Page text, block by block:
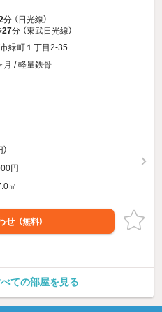
分 （日光線）
27分 （東武日光線）
緑町１丁目2-35
月 / 軽量鉄骨
円
㎡
せ （無料）
ての部屋を見る